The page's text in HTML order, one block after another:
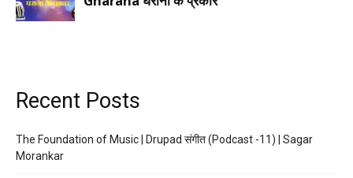
Recent Posts
The Foundation of Music | Drupad संगीत (Podcast -11) | Sagar
Morankar